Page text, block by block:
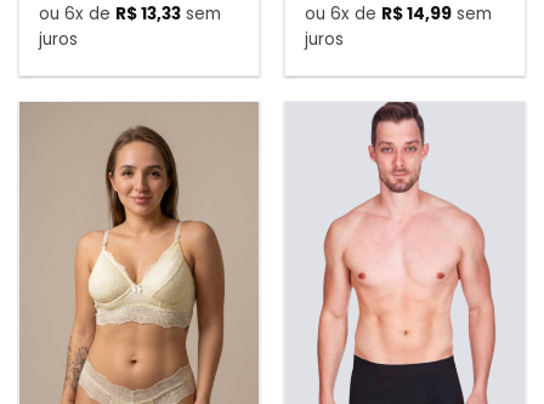
ou 6x de R$13,33 sem
juros
ou 6x de R$14,99 sem
juros